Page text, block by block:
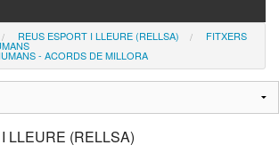
REUS ESPORT I LLEURE (RELLSA) FITXERS
- ACORDS DE MILLORA